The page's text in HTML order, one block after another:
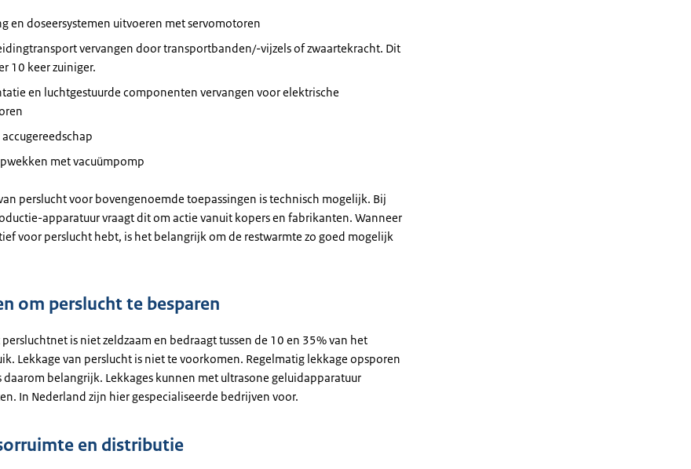
en doseersystemen uitvoeren met servomotoren
vervangen door transportbanden/-vijzels of zwaartekracht. Dit
10 keer zuiniger.
en luchtgestuurde componenten vervangen voor elektrische
met vacuümpomp
perslucht voor bovengenoemde toepassingen is technisch mogelijk. Bij
apparatuur vraagt dit om actie vanuit kopers en fabrikanten. Wanneer
voor perslucht hebt, is het belangrijk om de restwarmte zo goed mogelijk
om perslucht te besparen
is niet zeldzaam en bedraagt tussen de 10 en 35% van het
Lekkage van perslucht is niet te voorkomen. Regelmatig lekkage opsporen
daarom belangrijk. Lekkages kunnen met ultrasone geluidapparatuur
In Nederland zijn hier gespecialiseerde bedrijven voor.
en distributie